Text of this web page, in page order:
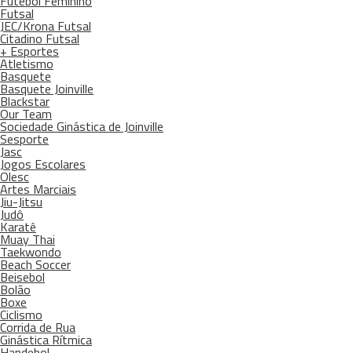
Futsal
JEC/Krona Futsal
Citadino Futsal
+ Esportes
Atletismo
Basquete
Basquete Joinville
Blackstar
Our Team
Sociedade Ginástica de Joinville
Sesporte
Jasc
Jogos Escolares
Olesc
Artes Marciais
Jiu-Jitsu
Judô
Karatê
Muay Thai
Taekwondo
Beach Soccer
Beisebol
Bolão
Boxe
Ciclismo
Corrida de Rua
Ginástica Rítmica